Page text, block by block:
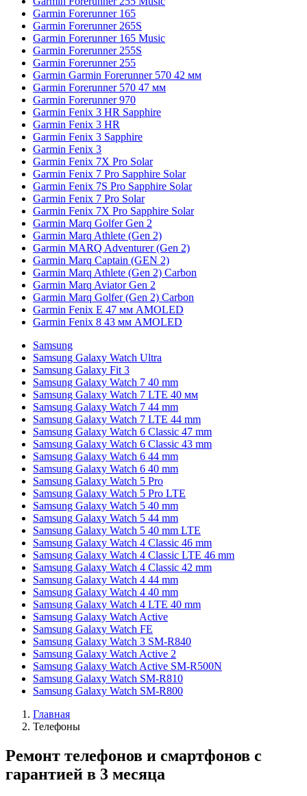
Garmin Forerunner 165
Garmin Forerunner 265S
Garmin Forerunner 165 Music
Garmin Forerunner 255S
Garmin Forerunner 255
Garmin Garmin Forerunner 570 42 мм
Garmin Forerunner 570 47 мм
Garmin Forerunner 970
Garmin Fenix 3 HR Sapphire
Garmin Fenix 3 HR
Garmin Fenix 3 Sapphire
Garmin Fenix 3
Garmin Fenix 7X Pro Solar
Garmin Fenix 7 Pro Sapphire Solar
Garmin Fenix 7S Pro Sapphire Solar
Garmin Fenix 7 Pro Solar
Garmin Fenix 7X Pro Sapphire Solar
Garmin Marq Golfer Gen 2
Garmin Marq Athlete (Gen 2)
Garmin MARQ Adventurer (Gen 2)
Garmin Marq Captain (GEN 2)
Garmin Marq Athlete (Gen 2) Carbon
Garmin Marq Aviator Gen 2
Garmin Marq Golfer (Gen 2) Carbon
Garmin Fenix E 47 мм AMOLED
Garmin Fenix 8 43 мм AMOLED
Samsung
Samsung Galaxy Watch Ultra
Samsung Galaxy Fit 3
Samsung Galaxy Watch 7 40 mm
Samsung Galaxy Watch 7 LTE 40 мм
Samsung Galaxy Watch 7 44 mm
Samsung Galaxy Watch 7 LTE 44 mm
Samsung Galaxy Watch 6 Classic 47 mm
Samsung Galaxy Watch 6 Classic 43 mm
Samsung Galaxy Watch 6 44 mm
Samsung Galaxy Watch 6 40 mm
Samsung Galaxy Watch 5 Pro
Samsung Galaxy Watch 5 Pro LTE
Samsung Galaxy Watch 5 40 mm
Samsung Galaxy Watch 5 44 mm
Samsung Galaxy Watch 5 40 mm LTE
Samsung Galaxy Watch 4 Classic 46 mm
Samsung Galaxy Watch 4 Classic LTE 46 mm
Samsung Galaxy Watch 4 Classic 42 mm
Samsung Galaxy Watch 4 44 mm
Samsung Galaxy Watch 4 40 mm
Samsung Galaxy Watch 4 LTE 40 mm
Samsung Galaxy Watch Active
Samsung Galaxy Watch FE
Samsung Galaxy Watch 3 SM-R840
Samsung Galaxy Watch Active 2
Samsung Galaxy Watch Active SM-R500N
Samsung Galaxy Watch SM-R810
Samsung Galaxy Watch SM-R800
Главная
Телефоны
Ремонт телефонов и смартфонов с
гарантией в 3 месяца